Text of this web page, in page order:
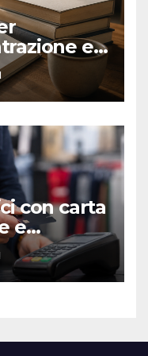
e
con carta
e